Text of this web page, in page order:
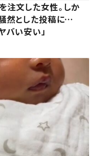
注文した女性。しか
然とした投稿に…
バい安い」